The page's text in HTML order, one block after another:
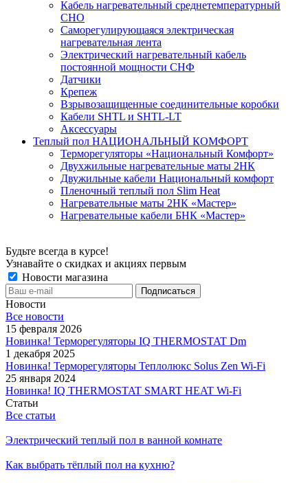
Кабель нагревательный среднетемпературный
СНО
Саморегулирующаяся электрическая
нагревательная лента
Электрический нагревательный кабель
постоянной мощности СНФ
Датчики
Крепеж
Взрывозащищенные соединительные коробки
Кабели SHTL и SHTL-LT
Аксессуары
Теплый пол НАЦИОНАЛЬНЫЙ КОМФОРТ
Терморегуляторы «Национальный Комфорт»
Двухжильные нагревательные маты 2НК
Двужильные кабели Национальный комфорт
Пленочный теплый пол Slim Heat
Нагревательные маты 2НК «Мастер»
Нагревательные кабели БНК «Мастер»
Будьте всегда в курсе!
Узнавайте о скидках и акциях первым
Новости магазина
Новости
Все новости
15 февраля 2026
Новинка! Терморегуляторы IQ THERMOSTAT Dm
1 декабря 2025
Новинка! Терморегуляторы Теплолюкс Solus Zen Wi-Fi
25 января 2024
Новинка! IQ THERMOSTAT SMART HEAT Wi-Fi
Статьи
Все статьи
Электрический теплый пол в ванной комнате
Как выбрать тёплый пол на кухню?